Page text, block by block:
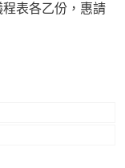
程表各乙份，惠請